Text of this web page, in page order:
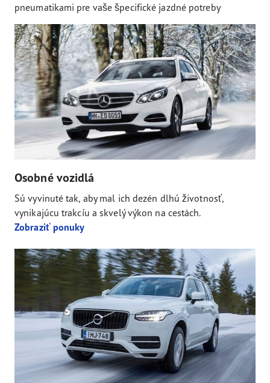
pneumatikami pre vaše špecifické jazdné potreby
Osobné vozidlá
Sú vyvinuté tak, aby mal ich dezén dlhú životnosť,
vynikajúcu trakcíu a skvelý výkon na cestách.
Zobraziť ponuky